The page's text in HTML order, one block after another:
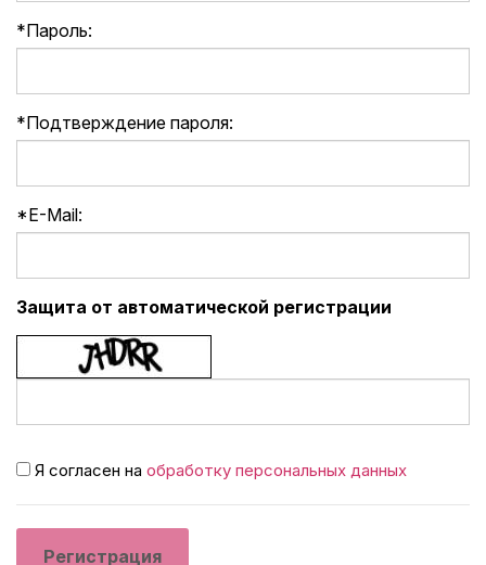
*Пароль:
*Подтверждение пароля:
*E-Mail:
Защита от автоматической регистрации
Я согласен на обработку персональных данных